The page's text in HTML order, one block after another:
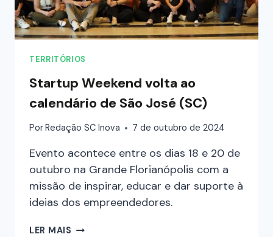
TERRITÓRIOS
Startup Weekend volta ao
calendário de São José (SC)
Por Redação SC Inova 7 de outubro de 2024
Evento acontece entre os dias 18 e 20 de
outubro na Grande Florianópolis com a
missão de inspirar, educar e dar suporte à
ideias dos empreendedores.
LER MAIS